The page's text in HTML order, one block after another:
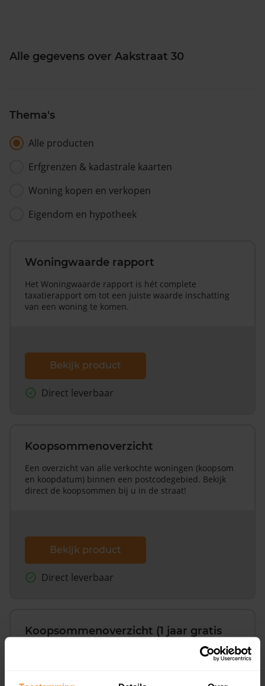
Alle gegevens over Aakstraat 30
Thema's
Alle producten
Erfgrenzen & kadastrale kaarten
Woning kopen en verkopen
Eigendom en hypotheek
Woningwaarde rapport
Het Woningwaarde rapport is hét complete
taxatierapport om tot een juiste waarde inschatting
van een woning te komen.
Bekijk product
Direct leverbaar
Koopsommenoverzicht
Een overzicht van alle verkochte woningen (koopsom
en koopdatum) binnen een postcodegebied. Bekijk
direct de koopsommen bij u in de straat!
Bekijk product
Direct leverbaar
Koopsommenoverzicht (1 jaar gratis